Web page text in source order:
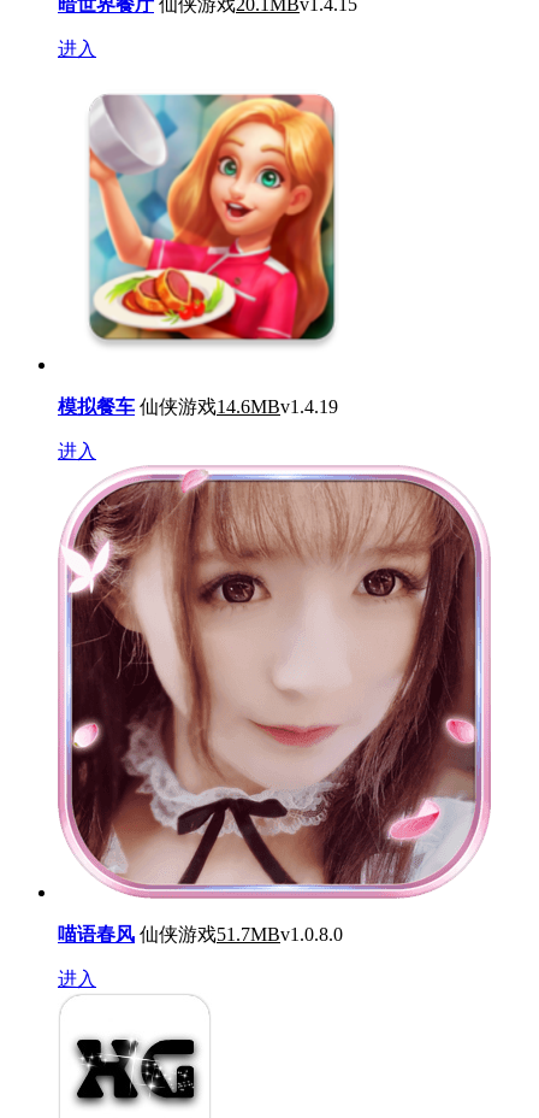
暗世界餐厅 仙侠游戏20.1MBv1.4.15
进入
模拟餐车 仙侠游戏14.6MBv1.4.19
进入
喵语春风 仙侠游戏51.7MBv1.0.8.0
进入